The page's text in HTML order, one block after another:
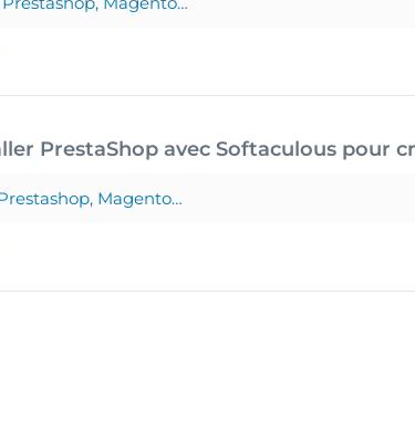
PrestaShop avec Softaculous pour
Magento…